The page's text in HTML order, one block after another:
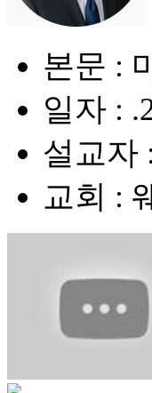
본문 :
일자 :
설교자
교회 :